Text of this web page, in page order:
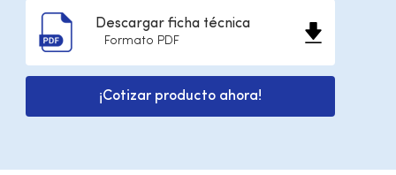
Descargar ficha técnica
Formato PDF
¡Cotizar producto ahora!